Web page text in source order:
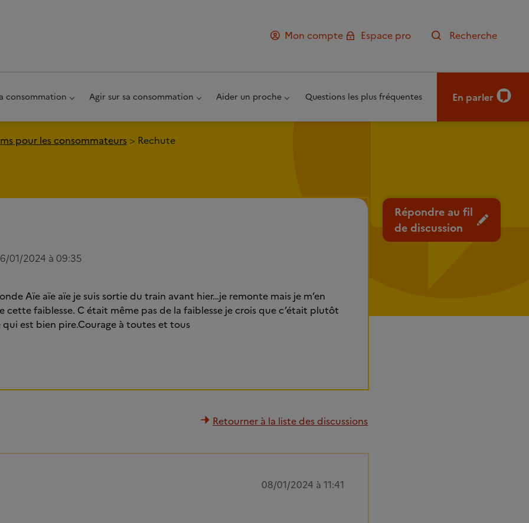
Mon compte
Espace pro Recherche
consommation Agir sur sa consommation Aider un proche Questions les plus fréquentes En parler
pour les consommateurs Rechute
Répondre au fil
de discussion
01/2024 à 09:35
Aïe aïe aïe je suis sortie du train avant hier…je remonte mais je m’en
cette faiblesse. C était même pas de la faiblesse je crois que c’était plutôt
est bien pire.Courage à toutes et tous
Retourner à la liste des discussions
08/01/2024 à 11:41